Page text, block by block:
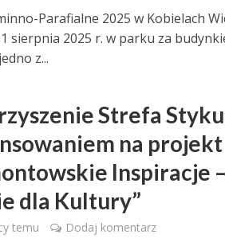
Parafialne 2025 w Kobielach
sierpnia 2025 r. w parku za
z...
Strefa
na projekt
Inspiracje
dla Kultury”
temu Dodaj komentarz